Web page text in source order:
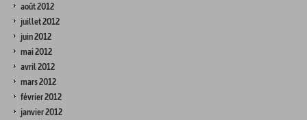
août 2012
juillet 2012
juin 2012
mai 2012
avril 2012
mars 2012
février 2012
janvier 2012